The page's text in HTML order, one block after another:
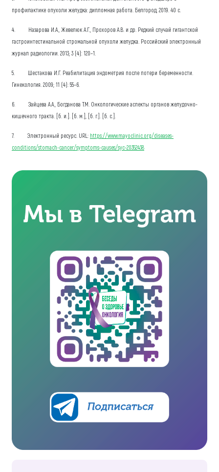
профилактике опухоли желудка: дипломная работа. Белгород, 2019. 40 с.
4. Назарова И.А., Жевелюк А.Г., Прохоров А.В. и др. Редкий случай гигантской
гастроинтестинальной стромальной опухоли желудка. Российский электронный
журнал радиологии. 2013; 3 (4): 120–1.
5. Шестакова И.Г. Реабилитация эндометрия после потери беременности.
Гинекология. 2009; 11 (4): 55–6.
6. Зайцева А.А., Богданова Т.М. Онкологические аспекты органов желудочно-
кишечного тракта. [б. и.]. [б. м.], [б. г.]. [б. с.].
7. Электронный ресурс. URL: https://www.mayoclinic.org/diseases-
conditions/stomach-cancer/symptoms-causes/syc-20352438